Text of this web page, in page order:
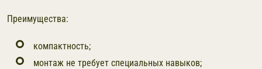
Преимущества:
компактность;
монтаж не требует специальных навыков;